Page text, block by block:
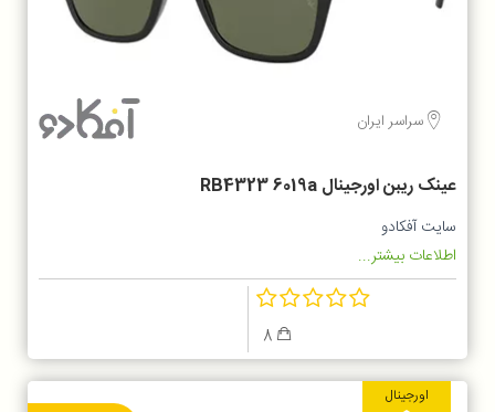
سراسر ایران
عینک ریبن اورجینال RB4323 6019a
سایت آفکادو
اطلاعات بیشتر...
8
اورجینال